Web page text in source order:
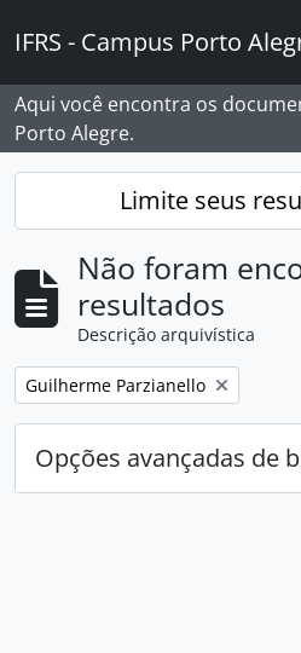
IFRS - Campus Porto
Aqui você encontra os
Porto Alegre.
Limite seus
Não foram
resultados
Descrição arquivística
Remover filtro:
Guilherme Parzianello
Opções avançadas de